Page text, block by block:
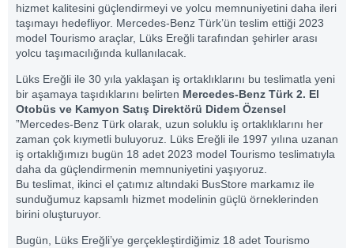
hizmet kalitesini güçlendirmeyi ve yolcu memnuniyetini daha ileri
taşımayı hedefliyor. Mercedes-Benz Türk’ün teslim ettiği 2023
model Tourismo araçlar, Lüks Ereğli tarafından şehirler arası
yolcu taşımacılığında kullanılacak.
Lüks Ereğli ile 30 yıla yaklaşan iş ortaklıklarını bu teslimatla yeni
bir aşamaya taşıdıklarını belirten Mercedes-Benz Türk 2. El
Otobüs ve Kamyon Satış Direktörü Didem Özensel
”Mercedes-Benz Türk olarak, uzun soluklu iş ortaklıklarını her
zaman çok kıymetli buluyoruz. Lüks Ereğli ile 1997 yılına uzanan
iş ortaklığımızı bugün 18 adet 2023 model Tourismo teslimatıyla
daha da güçlendirmenin memnuniyetini yaşıyoruz.
Bu teslimat, ikinci el çatımız altındaki BusStore markamız ile
sunduğumuz kapsamlı hizmet modelinin güçlü örneklerinden
birini oluşturuyor.
Bugün, Lüks Ereğli’ye gerçekleştirdiğimiz 18 adet Tourismo